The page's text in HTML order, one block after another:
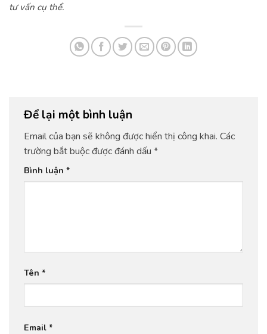
tư vấn cụ thể.
Để lại một bình luận
Email của bạn sẽ không được hiển thị công khai. Các
trường bắt buộc được đánh dấu *
Bình luận *
Tên *
Email *